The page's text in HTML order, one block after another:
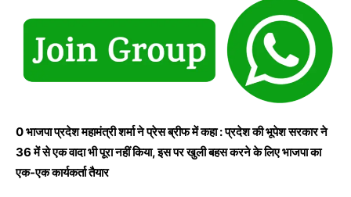
0 भाजपा प्रदेश महामंत्री शर्मा ने प्रेस ब्रीफ में कहा : प्रदेश की भूपेश सरकार ने
36 में से एक वादा भी पूरा नहीं किया, इस पर खुली बहस करने के लिए भाजपा का
एक-एक कार्यकर्ता तैयार